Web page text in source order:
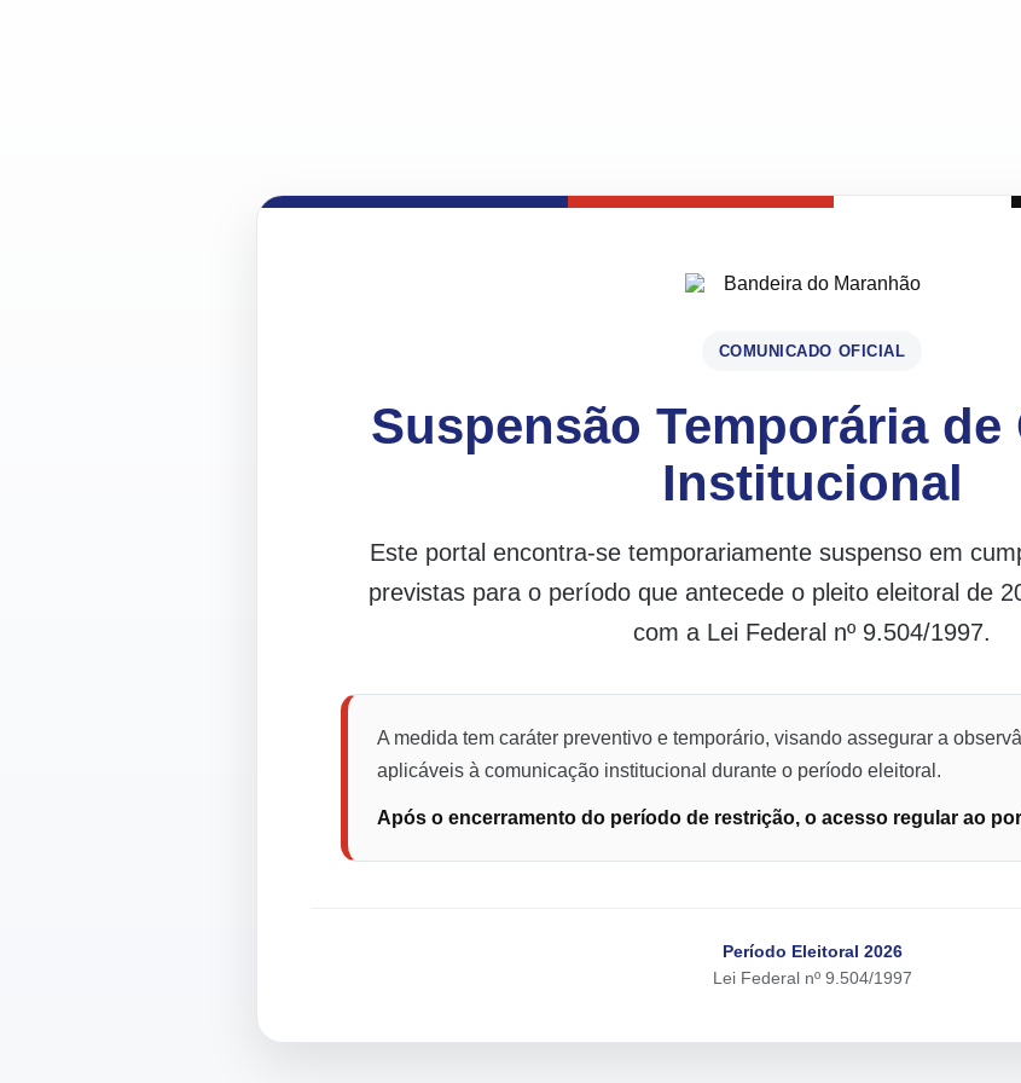
COMUNICADO OFICIAL
Suspensão Temporária de
Institucional
Este portal encontra-se temporariamente suspenso em
previstas para o período que antecede o pleito eleitoral de
com a Lei Federal nº 9.504/1997.
A medida tem caráter preventivo e temporário, visando assegurar a
aplicáveis à comunicação institucional durante o período eleitoral.
Após o encerramento do período de restrição, o acesso regular ao
Período Eleitoral 2026
Lei Federal nº 9.504/1997